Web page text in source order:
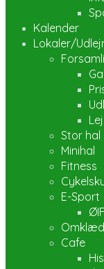
Kalender
Lokaler/
Stor hal
Minihal
Fitness
E-Sport
Cafe